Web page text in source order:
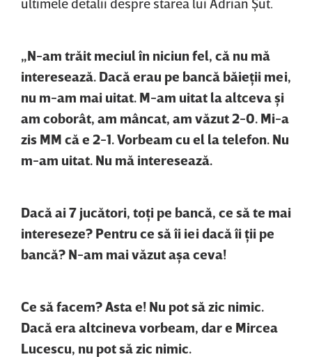
„N-am trăit meciul în niciun fel, că nu mă
interesează. Dacă erau pe bancă băieţii mei,
nu m-am mai uitat. M-am uitat la altceva şi
am coborât, am mâncat, am văzut 2-0. Mi-a
zis MM că e 2-1. Vorbeam cu el la telefon. Nu
m-am uitat. Nu mă interesează.
Dacă ai 7 jucători, toţi pe bancă, ce să te mai
intereseze? Pentru ce să îi iei dacă îi ţii pe
bancă? N-am mai văzut aşa ceva!
Ce să facem? Asta e! Nu pot să zic nimic.
Dacă era altcineva vorbeam, dar e Mircea
Lucescu, nu pot să zic nimic.